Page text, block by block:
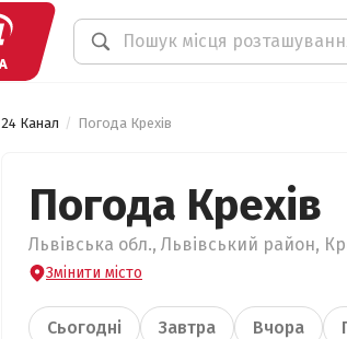
24 Канал Погода Крехів
Погода Крехів
Львівська обл., Львівський район,
Змінити місто
Сьогодні Завтра Вчора